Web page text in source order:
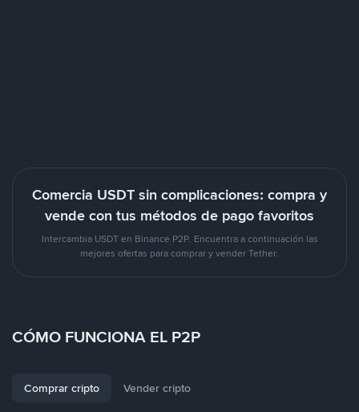
Comercia USDT sin complicaciones: compra y
vende con tus métodos de pago favoritos
Intercambia USDT en Binance P2P. Encuentra a continuación las
mejores ofertas para comprar y vender Tether.
CÓMO FUNCIONA EL P2P
Comprar cripto Vender cripto